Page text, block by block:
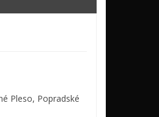
Pleso, Popradské